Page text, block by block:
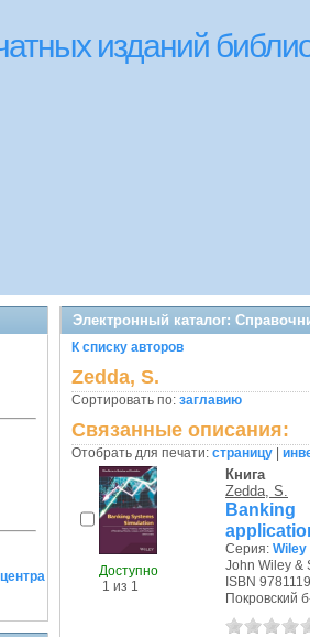
изданий
Электронный каталог:
К списку авторов
Zedda, S.
Сортировать по: заглавию
Связанные описания:
Отобрать для печати: страницу
Доступно
1 из 1
Книга
Zedda, S.
Серия: Wiley
John Wiley &
ISBN
Покровский